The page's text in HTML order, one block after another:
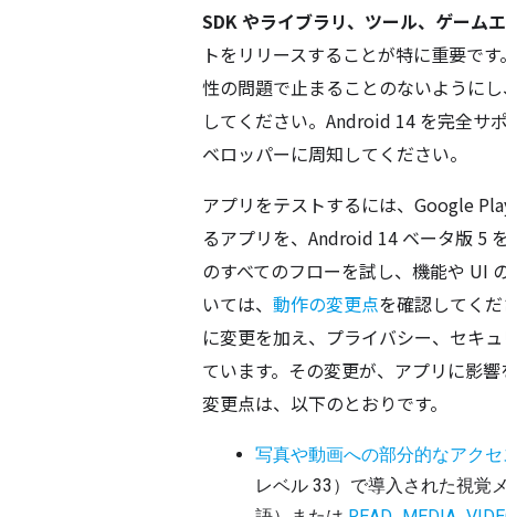
SDK やライブラリ、ツール、ゲーム
トをリリースすることが特に重要で
性の問題で止まることのないように
してください。Android 14 を完全サ
ベロッパーに周知してください。
アプリをテストするには、Google
るアプリを、Android 14 ベータ版 5
のすべてのフローを試し、機能や UI
いては、 動作の変更点を確認してく
に変更を加え、プライバシー、セキ
ています。その変更が、アプリに影
変更点は、以下のとおりです。
写真や動画への部分的なアク
レベル 33）で導入された視覚